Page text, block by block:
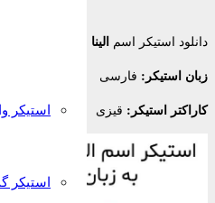
استیکر
استیکر
دانلود استیکر اسم الینا
زبان استیکر: فارسی
کاراکتر استیکر: قیزی